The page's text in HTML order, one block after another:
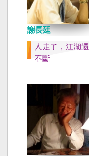
謝長廷
人走了，江湖還
不斷